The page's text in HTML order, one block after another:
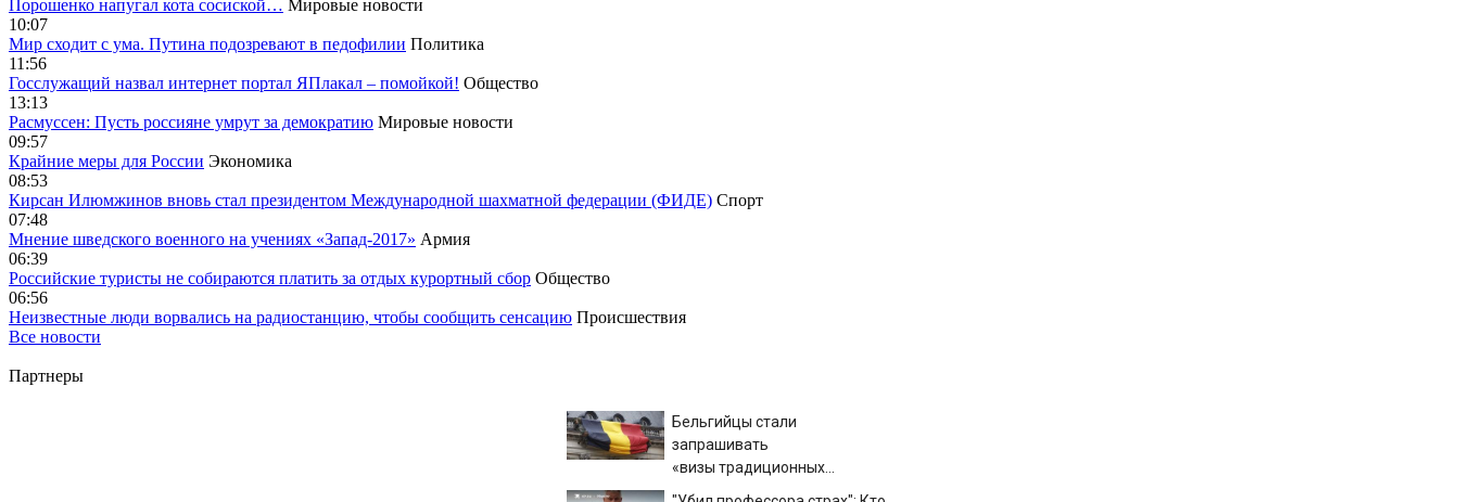
Порошенко напугал кота сосиской… Мировые новости
10:07
Мир сходит с ума. Путина подозревают в педофилии Политика
11:56
Госслужащий назвал интернет портал ЯПлакал – помойкой! Общество
13:13
Расмуссен: Пусть россияне умрут за демократию Мировые новости
09:57
Крайние меры для России Экономика
08:53
Кирсан Илюмжинов вновь стал президентом Международной шахматной федерации (ФИДЕ) Спорт
07:48
Мнение шведского военного на учениях «Запад-2017» Армия
06:39
Российские туристы не собираются платить за отдых курортный сбор Общество
06:56
Неизвестные люди ворвались на радиостанцию, чтобы сообщить сенсацию Происшествия
Все новости
Партнеры
Бельгийцы стали
запрашивать
«визы традиционных
ценностей» в посольстве РФ